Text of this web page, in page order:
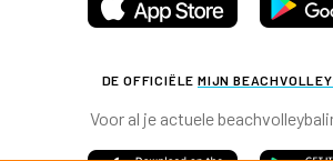
DE OFFICIËLE MIJN
Voor al je actuele